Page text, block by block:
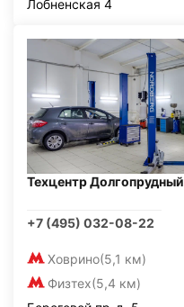
Лобненская 4
Техцентр Долгопрудный
+7 (495) 032-08-22
Ховрино(5,1 км)
Физтех(5,4 км)